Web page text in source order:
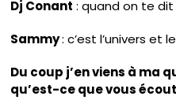
Dj Conant : quand on te dit
Sammy: c’est l’univers et
Du coup j’en viens à ma
qu’est-ce que vous